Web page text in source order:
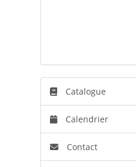
Catalogue
Calendrier
Contact